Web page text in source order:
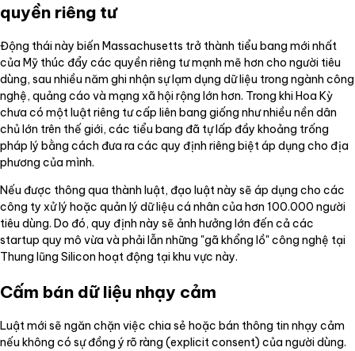
quyền riêng tư
Động thái này biến Massachusetts trở thành tiểu bang mới nhất
của Mỹ thúc đẩy các quyền riêng tư mạnh mẽ hơn cho người tiêu
dùng, sau nhiều năm ghi nhận sự lạm dụng dữ liệu trong ngành công
nghệ, quảng cáo và mạng xã hội rộng lớn hơn. Trong khi Hoa Kỳ
chưa có một luật riêng tư cấp liên bang giống như nhiều nền dân
chủ lớn trên thế giới, các tiểu bang đã tự lấp đầy khoảng trống
pháp lý bằng cách đưa ra các quy định riêng biệt áp dụng cho địa
phương của mình.
Nếu được thông qua thành luật, đạo luật này sẽ áp dụng cho các
công ty xử lý hoặc quản lý dữ liệu cá nhân của hơn 100.000 người
tiêu dùng. Do đó, quy định này sẽ ảnh hưởng lớn đến cả các
startup quy mô vừa và phải lẫn những "gã khổng lồ" công nghệ tại
Thung lũng Silicon hoạt động tại khu vực này.
Cấm bán dữ liệu nhạy cảm
Luật mới sẽ ngăn chặn việc chia sẻ hoặc bán thông tin nhạy cảm
nếu không có sự đồng ý rõ ràng (explicit consent) của người dùng.